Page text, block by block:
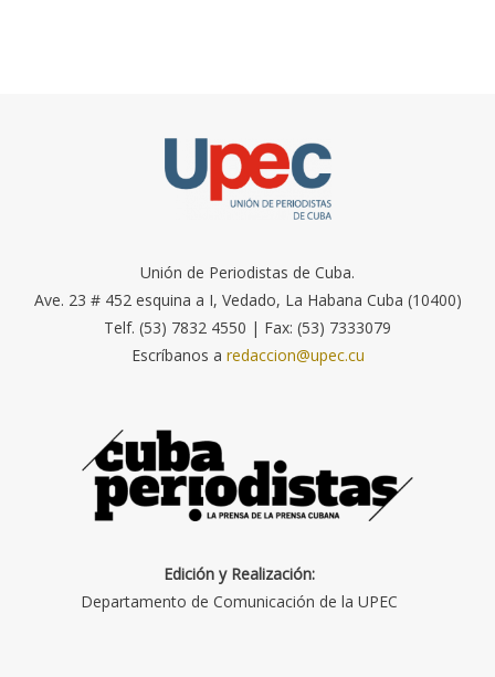
Unión de Periodistas de Cuba.
Ave. 23 # 452 esquina a I, Vedado, La Habana Cuba (10400)
Telf. (53) 7832 4550 | Fax: (53) 7333079
Escríbanos a redaccion@upec.cu
Edición y Realización:
Departamento de Comunicación de la UPEC